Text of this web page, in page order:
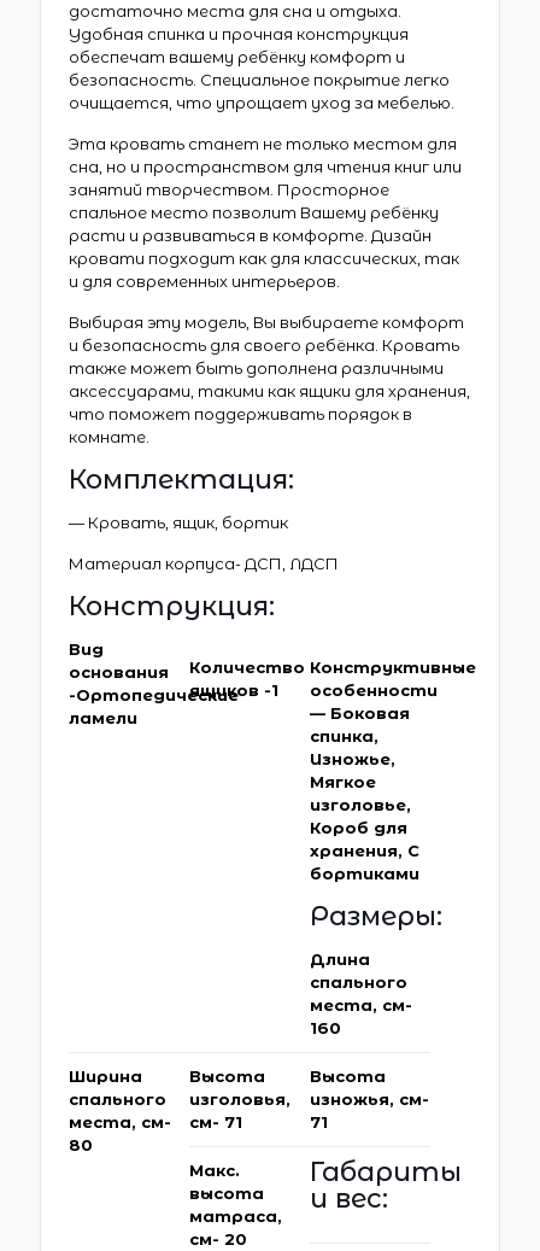
достаточно места для сна и отдыха.
Удобная спинка и прочная конструкция
обеспечат вашему ребёнку комфорт и
безопасность. Специальное покрытие легко
очищается, что упрощает уход за мебелью.
Эта кровать станет не только местом для
сна, но и пространством для чтения книг или
занятий творчеством. Просторное
спальное место позволит Вашему ребёнку
расти и развиваться в комфорте. Дизайн
кровати подходит как для классических, так
и для современных интерьеров.
Выбирая эту модель, Вы выбираете комфорт
и безопасность для своего ребёнка. Кровать
также может быть дополнена различными
аксессуарами, такими как ящики для хранения,
что поможет поддерживать порядок в
комнате.
Комплектация:
— Кровать, ящик, бортик
Материал корпуса- ДСП, ЛДСП
Конструкция:
Вид
основания
-Ортопедические
ламели
Количество
ящиков -1
Конструктивные
особенности
— Боковая
спинка,
Изножье,
Мягкое
изголовье,
Короб для
хранения, С
бортиками
Размеры:
Длина
спального
места, см-
160
Ширина
спального
места, см-
80
Высота
изголовья,
см- 71
Высота
изножья, см-
71
Макс.
высота
матраса,
см- 20
Габариты
и вес: